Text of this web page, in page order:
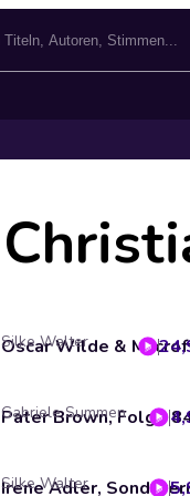
Silke Walter
Gabriele Summen
Silke Walter